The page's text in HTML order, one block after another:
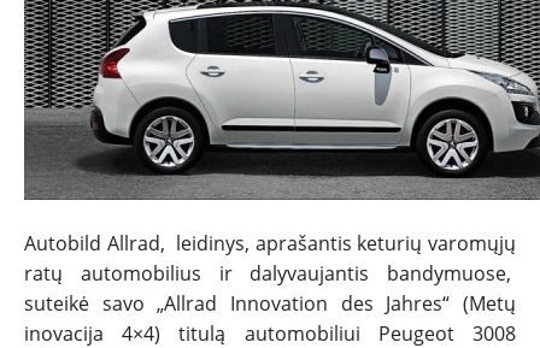
NAUJIENOS
TESTAI
NAUJI
NAUDOTI
REPORTAŽAI
Autobild Allrad, leidinys, aprašantis keturių varomųjų
ratų automobilius ir dalyvaujantis bandymuose,
suteikė savo „Allrad Innovation des Jahres“ (Metų
inovacija 4×4) titulą automobiliui Peugeot 3008